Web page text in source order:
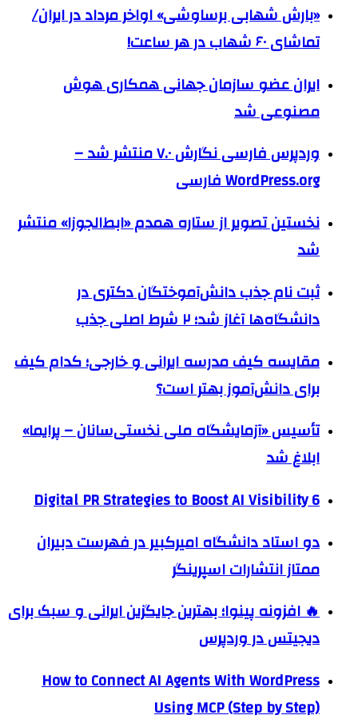
«بارش شهابی برساوشی» اواخر مرداد در ایران/
تماشای ۶۰ شهاب در هر ساعت!
ایران عضو سازمان جهانی همکاری هوش
مصنوعی شد
وردپرس فارسی نگارش ۷.۰ منتشر شد –
WordPress.org فارسی
نخستین تصویر از ستاره همدم «ابط‌الجوزا» منتشر
شد
ثبت نام جذب دانش‌آموختگان دکتری در
دانشگاه‌ها آغاز شد؛ ۲ شرط اصلی جذب
مقایسه کیف مدرسه ایرانی و خارجی؛ کدام کیف
برای دانش‌آموز بهتر است؟
تأسیس «آزمایشگاه ملی نخستی‌سانان – پرایما»
ابلاغ شد
6 Digital PR Strategies to Boost AI Visibility
دو استاد دانشگاه امیرکبیر در فهرست دبیران
ممتاز انتشارات اسپرینگر
🔥 افزونه پینوا؛ بهترین جایگزین ایرانی و سبک برای
دیجیتس در وردپرس
How to Connect AI Agents With WordPress
Using MCP (Step by Step)